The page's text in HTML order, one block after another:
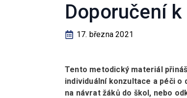
Doporučení
17. března 2021
Tento metodický materiál
individuální konzultace a péči
na návrat žáků do škol, nebo